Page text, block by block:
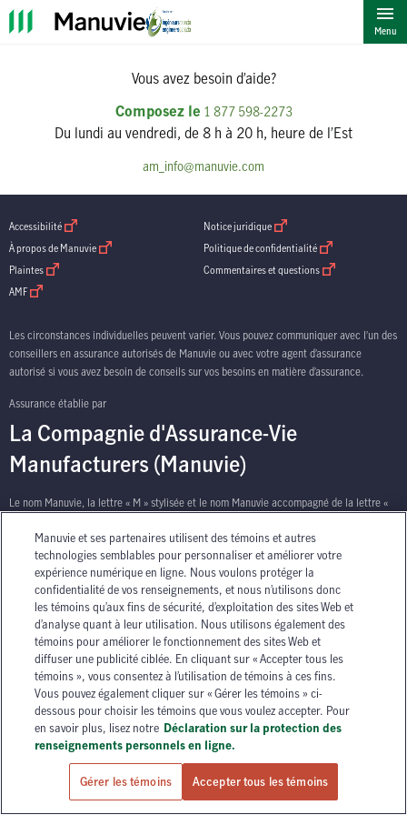
""
Menu
Vous avez besoin d’aide?
Composez le 1 877 598-2273
Du lundi au vendredi, de 8 h à 20 h, heure de l’Est
am_info@manuvie.com
Accessibilité ouvrir dans une nouvelle fenetre Notice juridique ouvrir dans une nouvelle fenetre
À propos de Manuvie ouvrir dans une nouvelle fenetrePolitique de confidentialité ouvrir dans une
Plaintes ouvrir dans une nouvelle fenetre Commentaires et questions ouvrir dans une
AMF ouvrir dans une nouvelle fenetre
Les circonstances individuelles peuvent varier. Vous pouvez communiquer avec l’un des
conseillers en assurance autorisés de Manuvie ou avec votre agent d’assurance
autorisé si vous avez besoin de conseils sur vos besoins en matière d’assurance.
Assurance établie par
La Compagnie d'Assurance-Vie
Manufacturers (Manuvie)
Le nom Manuvie, la lettre « M » stylisée et le nom Manuvie accompagné de la lettre «
Manufacturers qu’elle et ses sociétés affiliées utilisent sous licence. © La Compagnie
d’Assurance-Vie Manufacturers, 2026. Tous droits réservés. Manuvie, P.O. Box 670,
STN Waterloo, Waterloo, Ontario N2J 4B8.
has context menu
Manuvie et ses partenaires utilisent des témoins et autres
technologies semblables pour personnaliser et améliorer votre
expérience numérique en ligne. Nous voulons protéger la
confidentialité de vos renseignements, et nous n’utilisons donc
les témoins qu’aux fins de sécurité, d’exploitation des sites Web et
d’analyse quant à leur utilisation. Nous utilisons également des
témoins pour améliorer le fonctionnement des sites Web et
diffuser une publicité ciblée. En cliquant sur « Accepter tous les
témoins », vous consentez à l’utilisation de témoins à ces fins.
Vous pouvez également cliquer sur « Gérer les témoins » ci-
dessous pour choisir les témoins que vous voulez accepter. Pour
en savoir plus, lisez notre Déclaration sur la protection des
renseignements personnels en ligne.
Gérer les témoins Accepter tous les témoins